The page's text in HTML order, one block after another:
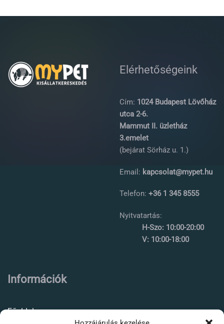
Elérhetőségeink
Cím: 1024 Budapest Lövőház
utca 2-6.
Mammut II. üzletház
3.emelet
(bejárat Sörház u. 1.)
Email: kapcsolat@mypet.hu
Telefon: +36 1 345 8555
Nyitvatartás:
H-Szo: 10:00-20:00
V: 10:00-18:00
Információk
Főoldal